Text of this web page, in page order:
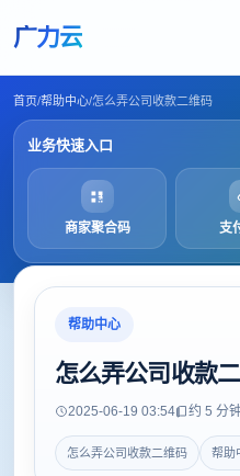
广力云
首页/帮助中心/怎么弄公司收款二维码
业务快速入口
商家聚合码 支
帮助中心
怎么弄公司收款
2025-06-19 03:54 约 5 分
怎么弄公司收款二维码 帮助